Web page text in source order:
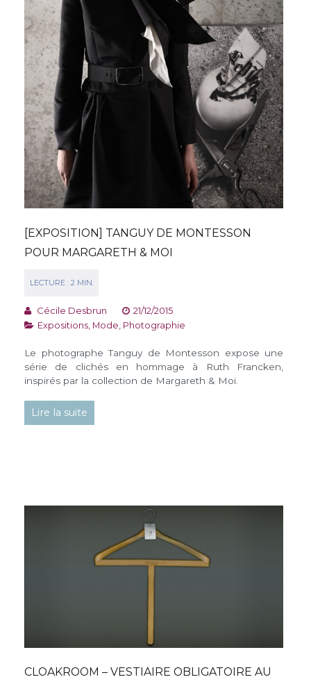
[EXPOSITION] TANGUY DE MONTESSON
POUR MARGARETH & MOI
Cécile Desbrun
21/12/2015
Expositions Mode Photographie
Le photographe Tanguy de Montesson expose une
série de clichés en hommage à Ruth Francken,
inspirés par la collection de Margareth & Moi.
Lire la suite
CLOAKROOM – VESTIAIRE OBLIGATOIRE AU